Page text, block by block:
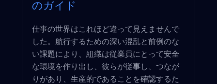
のガイド
仕事の世界はこれほど違って見えませんで
した。航行するための深い混乱と前例のな
い課題により、組織は従業員にとって安全
な環境を作り出し、彼らが従事し、つなが
りがあり、生産的であることを確認するた